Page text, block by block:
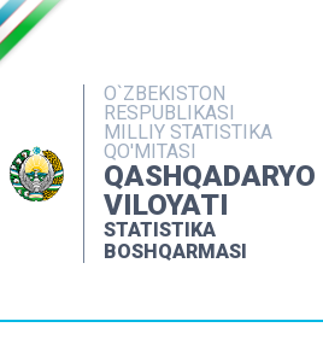
O`ZBEKISTON
RESPUBLIKASI
MILLIY STATISTIKA
QO'MITASI
QASHQADARYO
VILOYATI
STATISTIKA
BOSHQARMASI
OCHIQ
NASHRLAR
INTERAKTIV
MATBUOT